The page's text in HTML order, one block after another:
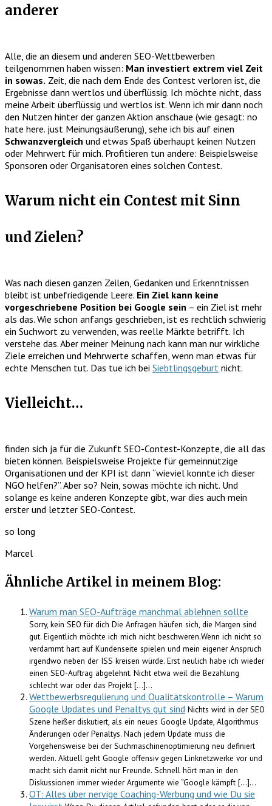
anderer
Alle, die an diesem und anderen SEO-Wettbewerben
teilgenommen haben wissen: Man investiert extrem viel Zeit
in sowas. Zeit, die nach dem Ende des Contest verloren ist, die
Ergebnisse dann wertlos und überflüssig. Ich möchte nicht, dass
meine Arbeit überflüssig und wertlos ist. Wenn ich mir dann noch
den Nutzen hinter der ganzen Aktion anschaue (wie gesagt: no
hate here. just Meinungsäußerung), sehe ich bis auf einen
Schwanzvergleich und etwas Spaß überhaupt keinen Nutzen
oder Mehrwert für mich. Profitieren tun andere: Beispielsweise
Sponsoren oder Organisatoren eines solchen Contest.
Warum nicht ein Contest mit Sinn
und Zielen?
Was nach diesen ganzen Zeilen, Gedanken und Erkenntnissen
bleibt ist unbefriedigende Leere. Ein Ziel kann keine
vorgeschriebene Position bei Google sein – ein Ziel ist mehr
als das. Wie schon anfangs geschrieben, ist es rechtlich schwierig
ein Suchwort zu verwenden, was reelle Märkte betrifft. Ich
verstehe das. Aber meiner Meinung nach kann man nur wirkliche
Ziele erreichen und Mehrwerte schaffen, wenn man etwas für
echte Menschen tut. Das tue ich bei Siebtlingsgeburt nicht.
Vielleicht…
finden sich ja für die Zukunft SEO-Contest-Konzepte, die all das
bieten können. Beispielsweise Projekte für gemeinnützige
Organisationen und der KPI ist dann “wieviel konnte ich dieser
NGO helfen?”. Aber so? Nein, sowas möchte ich nicht. Und
solange es keine anderen Konzepte gibt, war dies auch mein
erster und letzter SEO-Contest.
so long
Marcel
Ähnliche Artikel in meinem Blog:
Warum man SEO-Aufträge manchmal ablehnen sollte
Sorry, kein SEO für dich Die Anfragen häufen sich, die Margen sind
gut. Eigentlich möchte ich mich nicht beschweren.Wenn ich nicht so
verdammt hart auf Kundenseite spielen und mein eigener Anspruch
irgendwo neben der ISS kreisen würde. Erst neulich habe ich wieder
einen SEO-Auftrag abgelehnt. Nicht etwa weil die Bezahlung
schlecht war oder das Projekt […]...
Wettbewerbsregulierung und Qualitätskontrolle – Warum
Google Updates und Penaltys gut sind Nichts wird in der SEO
Szene heißer diskutiert, als ein neues Google Update, Algorithmus
Änderungen oder Penaltys. Nach jedem Update muss die
Vorgehensweise bei der Suchmaschinenoptimierung neu definiert
werden. Aktuell geht Google offensiv gegen Linknetzwerke vor und
macht sich damit nicht nur Freunde. Schnell hört man in den
Diskussionen immer wieder Argumente wie “Google kämpft […]...
OT: Alles über nervige Coaching-Werbung und wie Du sie